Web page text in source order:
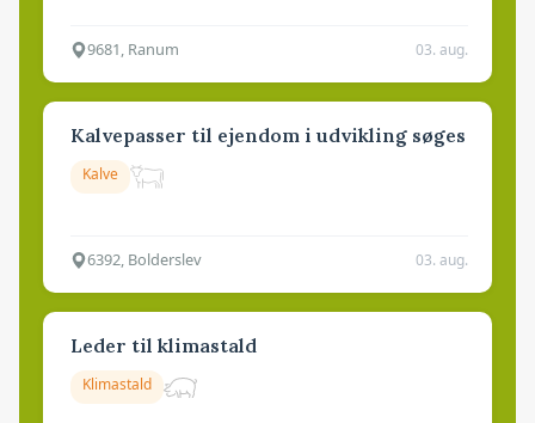
9681, Ranum 03. aug.
Kalvepasser til ejendom i udvikling søges
Kalve
6392, Bolderslev 03. aug.
Leder til klimastald
Klimastald